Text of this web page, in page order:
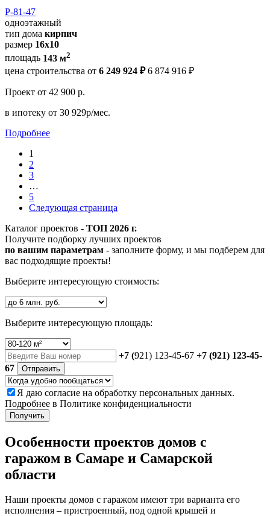
Р-81-47
одноэтажный
тип дома кирпич
размер 16x10
площадь 143 м2
цена строительства от 6 249 924 ₽ 6 874 916 ₽
Проект от 42 900 р.
в ипотеку от 30 929р/мес.
Подробнее
1
2
3
…
5
Следующая страница
Каталог проектов - ТОП 2026 г.
Получите подборку лучших проектов
по вашим параметрам - заполните форму, и мы подберем для
вас подходящие проекты!
Выберите интересующую стоимость:
Выберите интересующую площадь:
+7 (921) 123-45-67 +7 (921) 123-45-
67
Отправить
Я даю согласие на обработку персональных данных.
Подробнее в Политике конфиденциальности
Получить
Особенности проектов домов с
гаражом в Самаре и Самарской
области
Наши проекты домов с гаражом имеют три варианта его
исполнения – пристроенный, под одной крышей и